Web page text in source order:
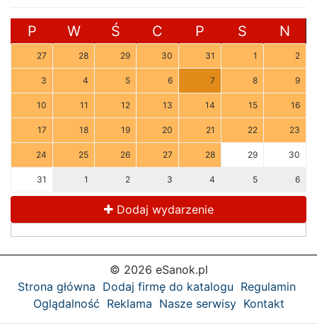
P W Ś C P S N
27 28 29 30 31 1 2
3 4 5 6 7 8 9
10 11 12 13 14 15 16
17 18 19 20 21 22 23
24 25 26 27 28 29 30
31 1 2 3 4 5 6
Dodaj wydarzenie
© 2026 eSanok.pl
Strona główna Dodaj firmę do katalogu Regulamin
Oglądalność Reklama Nasze serwisy Kontakt